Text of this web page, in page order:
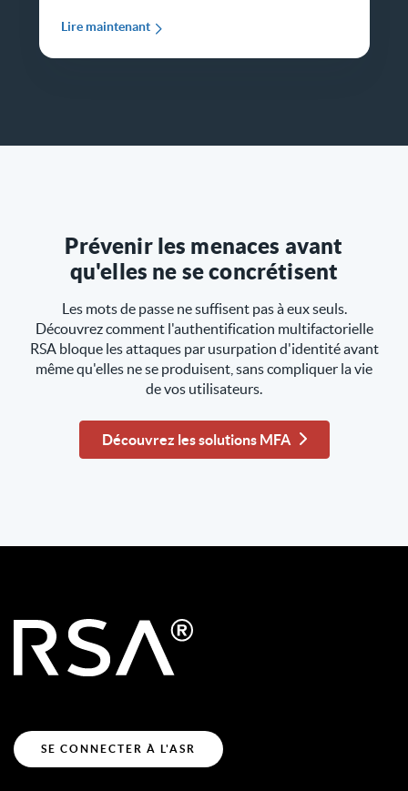
Lire maintenant
Prévenir les menaces avant
qu'elles ne se concrétisent
Les mots de passe ne suffisent pas à eux seuls.
Découvrez comment l'authentification multifactorielle
RSA bloque les attaques par usurpation d'identité avant
même qu'elles ne se produisent, sans compliquer la vie
de vos utilisateurs.
Découvrez les solutions MFA
SE CONNECTER À L'ASR